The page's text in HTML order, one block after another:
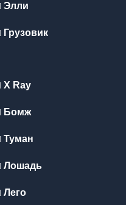
Элли
Грузовик
X Ray
Бомж
Туман
Лошадь
Лего